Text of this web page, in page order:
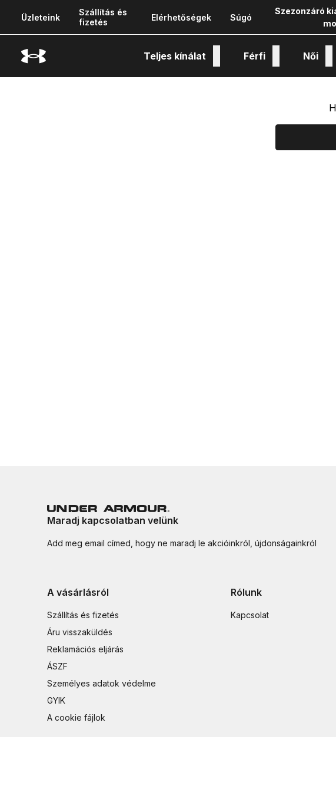
Üzleteink
Szállítás és
fizetés
Elérhetőségek Súgó
Szezonzáró
Teljes kínálat Férfi Női
Maradj kapcsolatban velünk
Add meg email címed, hogy ne maradj le akcióinkról, újdonságainkról
A vásárlásról
Szállítás és fizetés
Áru visszaküldés
Reklamációs eljárás
ÁSZF
Személyes adatok védelme
GYIK
A cookie fájlok
Rólunk
Kapcsolat